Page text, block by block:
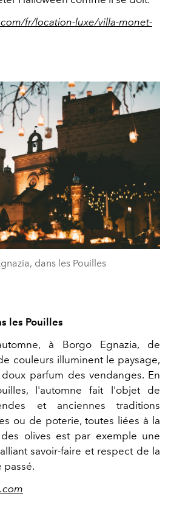
fr/location-luxe/villa-monet-
dans les Pouilles
les Pouilles
à Borgo Egnazia, de
couleurs illuminent le paysage,
parfum des vendanges. En
l'automnefait l'objet de
et anciennes traditions
ou de poterie, toutes liées à la
olives est par exemple une
savoir-faire et respect de la
passé.